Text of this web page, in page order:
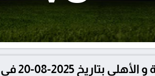
20 في كأس السوبر السعودي